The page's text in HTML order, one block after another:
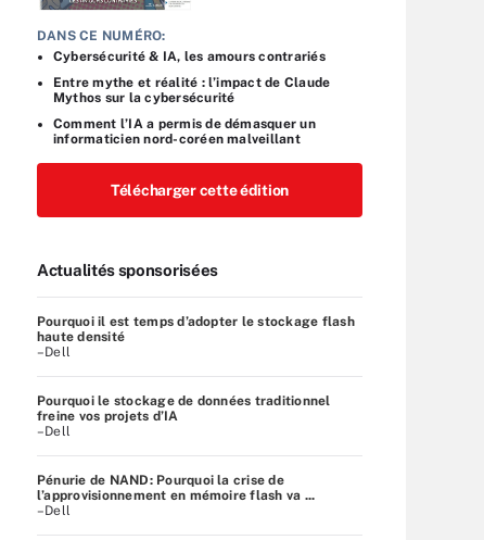
DANS CE NUMÉRO:
Cybersécurité & IA, les amours contrariés
Entre mythe et réalité : l’impact de Claude
Mythos sur la cybersécurité
Comment l’IA a permis de démasquer un
informaticien nord-coréen malveillant
Télécharger cette édition
Actualités sponsorisées
Pourquoi il est temps d’adopter le stockage flash
haute densité
–Dell
Pourquoi le stockage de données traditionnel
freine vos projets d’IA
–Dell
Pénurie de NAND: Pourquoi la crise de
l’approvisionnement en mémoire flash va ...
–Dell